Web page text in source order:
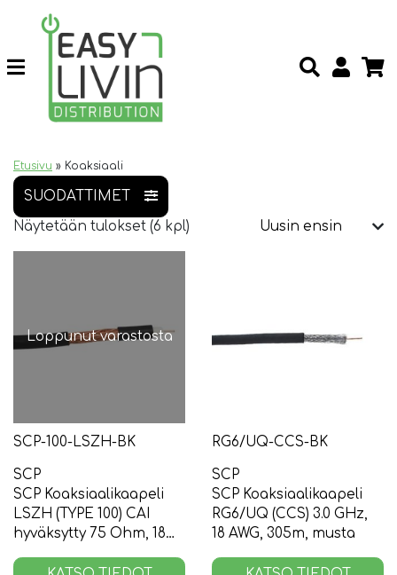
Etusivu » Koaksiaali
SUODATTIMET
Näytetään tulokset (6 kpl)
Loppunut varastosta
SCP-100-LSZH-BK
SCP
SCP Koaksiaalikaapeli
LSZH (TYPE 100) CAI
hyväksytty 75 Ohm, 18
RG6/UQ-CCS-BK
SCP
SCP Koaksiaalikaapeli
RG6/UQ (CCS) 3.0 GHz,
18 AWG, 305m, musta